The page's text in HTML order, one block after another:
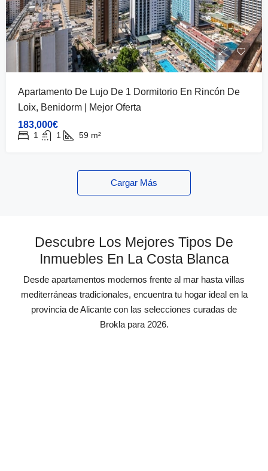
Apartamento De Lujo De 1 Dormitorio En Rincón De
Loix, Benidorm | Mejor Oferta
183,000€
1 1 59 m²
Cargar Más
Descubre Los Mejores Tipos De
Inmuebles En La Costa Blanca
Desde apartamentos modernos frente al mar hasta villas
mediterráneas tradicionales, encuentra tu hogar ideal en la
provincia de Alicante con las selecciones curadas de
Brokla para 2026.